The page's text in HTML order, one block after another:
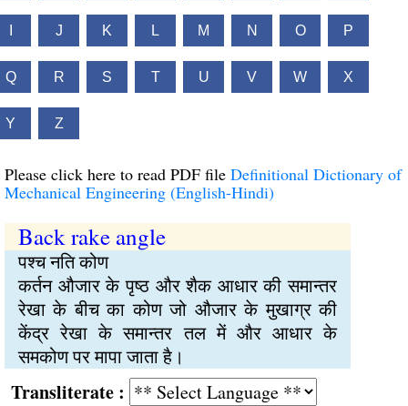
J K L M N O P
Q R S T U V W X
Y Z
Please click here to read PDF file Definitional Dictionary of
Mechanical Engineering (English-Hindi)
Back rake angle
पश्च नति कोण
कर्तन औजार के पृष्ठ और शैक आधार की समान्तर
रेखा के बीच का कोण जो औजार के मुखाग्र की
केंद्र रेखा के समान्तर तल में और आधार के
समकोण पर मापा जाता है।
: